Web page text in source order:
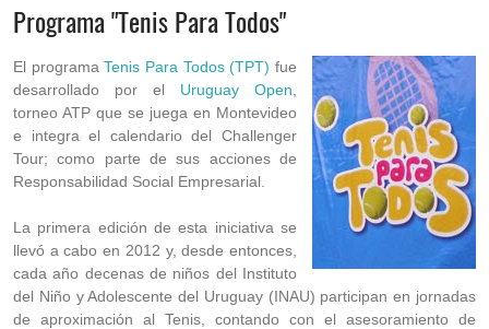
Programa "Tenis Para Todos"
El programaTenis Para Todos (TPT) fue
desarrollado por el Uruguay Open
torneo ATP que se juega en Montevideo
e integra el calendario del Challenger
Tour; como parte de sus acciones de
Responsabilidad Social Empresarial.
La primera edición de esta iniciativa se
llevó a cabo en 2012 y, desde entonces,
cada año decenas de niños del Instituto
del Niño y Adolescente del Uruguay (INAU) participan en jornadas
de aproximación al Tenis, contando con el asesoramiento de